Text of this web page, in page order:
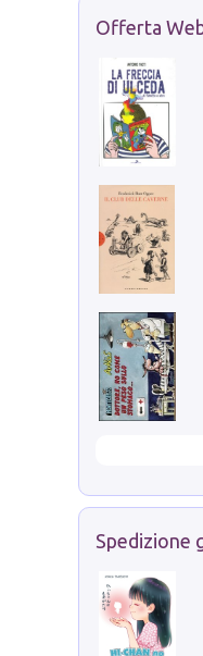
Offerta
Spedizione